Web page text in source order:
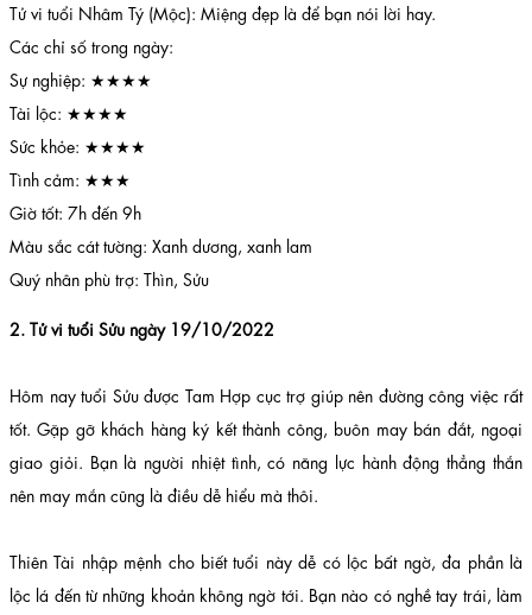
Tử vi tuổi Nhâm Tý (Mộc): Miệng đẹp là để bạn nói lời hay.
Các chỉ số trong ngày:
Sự nghiệp: ★★★★
Tài lộc: ★★★★
Sức khỏe: ★★★★
Tình cảm: ★★★
Giờ tốt: 7h đến 9h
Màu sắc cát tường: Xanh dương, xanh lam
Quý nhân phù trợ: Thìn, Sửu
2. Tử vi tuổi Sửu ngày 19/10/2022
Hôm nay tuổi Sửu được Tam Hợp cục trợ giúp nên đường công việc rất
tốt. Gặp gỡ khách hàng ký kết thành công, buôn may bán đắt, ngoại
giao giỏi. Bạn là người nhiệt tình, có năng lực hành động thẳng thắn
nên may mắn cũng là điều dễ hiểu mà thôi.
Thiên Tài nhập mệnh cho biết tuổi này dễ có lộc bất ngờ, đa phần là
lộc lá đến từ những khoản không ngờ tới. Bạn nào có nghề tay trái, làm